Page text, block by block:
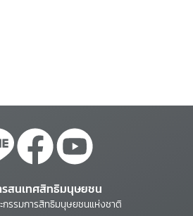
สนเทศสิทธิมนุษยชน
รรมการสิทธิมนุษยชนแห่งชาติ